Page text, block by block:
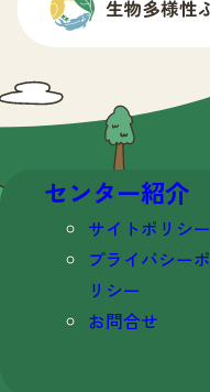
センター紹介
サイトポリシー
プライバシーポ
リシー
お問合せ